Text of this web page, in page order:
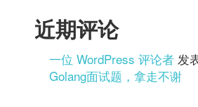
近期评论
一位 WordPress 评论者 发
Golang面试题，拿走不谢